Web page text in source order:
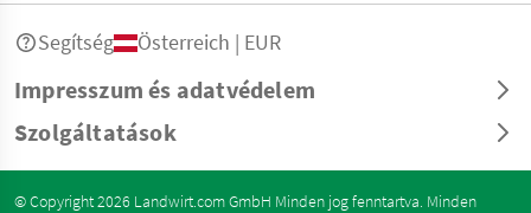
Impresszum és adatvédelem
Szolgáltatások
Segítség Österreich | EUR
© Copyright 2026 Landwirt.com GmbH Minden jog fenntartva. Minden